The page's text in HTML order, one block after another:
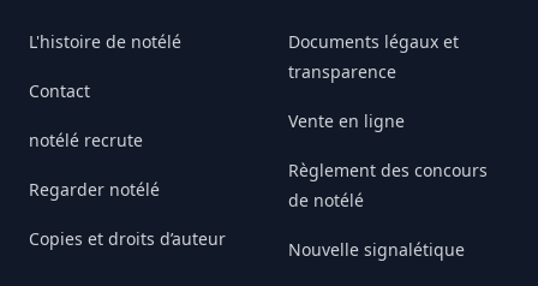
L'histoire de notélé
Contact
notélé recrute
Regarder notélé
Copies et droits d’auteur
Documents légaux et
transparence
Vente en ligne
Règlement des concours
de notélé
Nouvelle signalétique